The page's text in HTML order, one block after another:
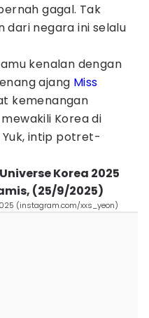
gagal. Tak
dari negara ini selalu
kenalan dengan
ajang Miss
kemenangan
Korea di
Yuk, intip potret-
Korea 2025
(25/9/2025)
(instagram.com/xxs_yeon)